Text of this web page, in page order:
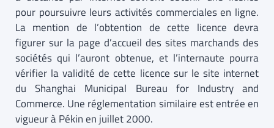
pour poursuivre leurs activités commerciales en ligne.
La mention de l’obtention de cette licence devra
figurer sur la page d’accueil des sites marchands des
sociétés qui l’auront obtenue, et l’internaute pourra
vérifier la validité de cette licence sur le site internet
du Shanghai Municipal Bureau for Industry and
Commerce. Une réglementation similaire est entrée en
vigueur à Pékin en juillet 2000.